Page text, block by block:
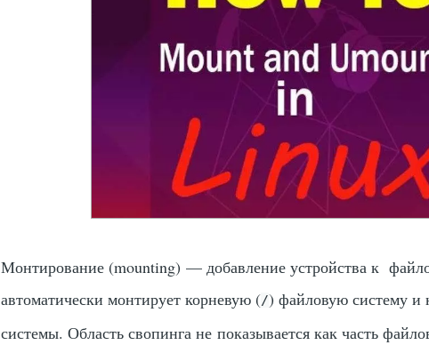
Монтирование (mounting) — добавление устройства к
автоматически монтирует корневую (/) файловую систему и
системы. Область свопинга не показывается как часть